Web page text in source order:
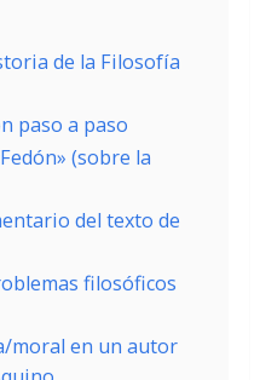
de la Filosofía
paso a paso
(sobre la
del texto de
filosóficos
moral en un autor